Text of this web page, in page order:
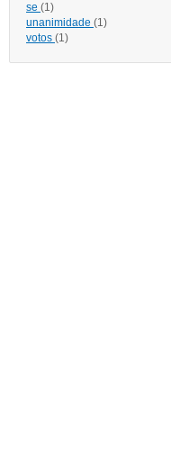
se (1)
unanimidade (1)
votos (1)